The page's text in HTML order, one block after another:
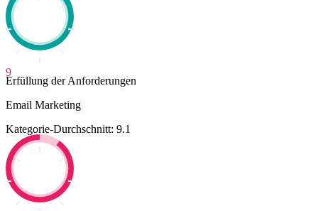
9
Erfüllung der Anforderungen
Email Marketing
Kategorie-Durchschnitt: 9.1